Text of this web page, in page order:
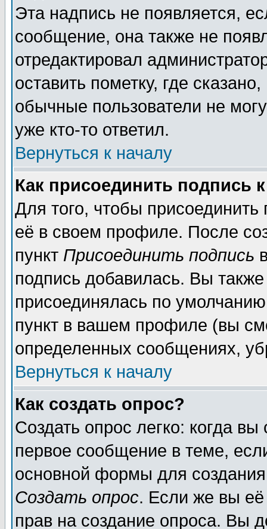
Эта надпись не появляется,
сообщение, она также не
отредактировал
оставить пометку, где
обычные пользователи не
уже кто-то ответил.
Вернуться к началу
Как присоединить подпись
Для того, чтобы
её в своем профиле. После
пункт Присоединить подпись
подпись добавилась. Вы
присоединялась по
пункт в вашем профиле (вы
определенных сообщениях,
Вернуться к началу
Как создать опрос?
Создать опрос легко: когда
первое сообщение в теме,
основной формы для
Создать опрос. Если же вы её
прав на создание опроса. Вы